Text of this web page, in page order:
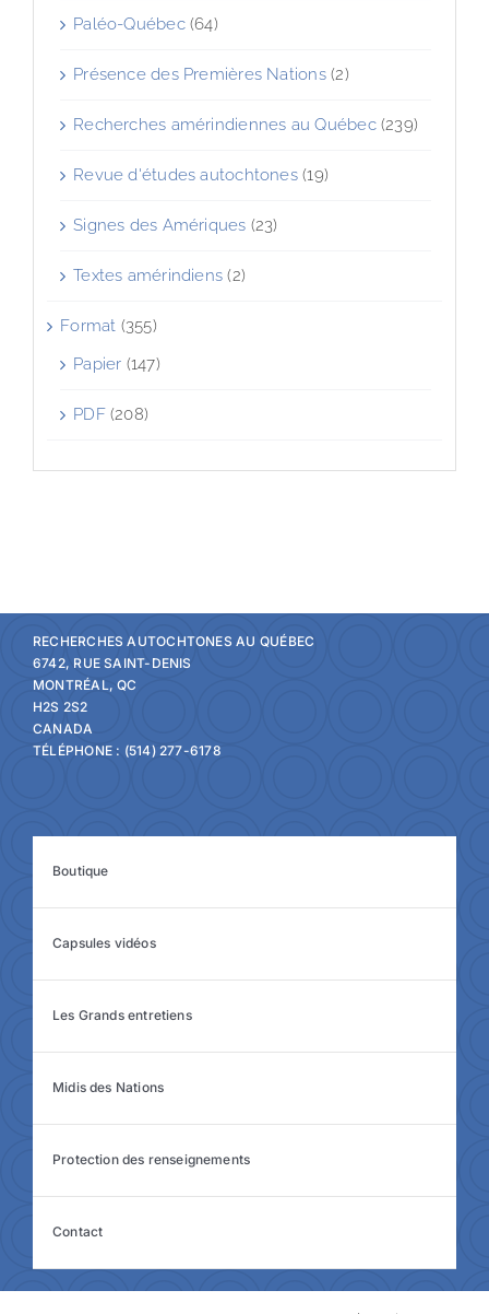
Paléo-Québec (64)
Présence des Premières Nations (2)
Recherches amérindiennes au Québec (239)
Revue d'études autochtones (19)
Signes des Amériques (23)
Textes amérindiens (2)
Format (355)
Papier (147)
PDF (208)
RECHERCHES AUTOCHTONES AU QUÉBEC
6742, RUE SAINT-DENIS
MONTRÉAL, QC
H2S 2S2
CANADA
TÉLÉPHONE : (514) 277-6178
Boutique
Capsules vidéos
Les Grands entretiens
Midis des Nations
Protection des renseignements
Contact